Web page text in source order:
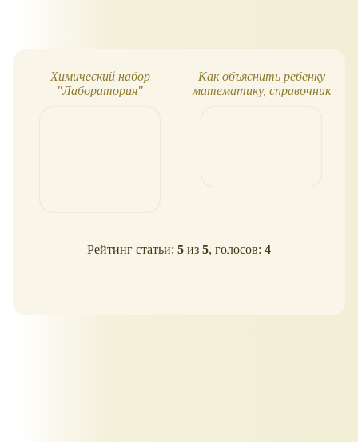
Химический набор
"Лаборатория"
Как объяснить ребенку
математику, справочник
Рейтинг статьи: 5 из 5, голосов: 4